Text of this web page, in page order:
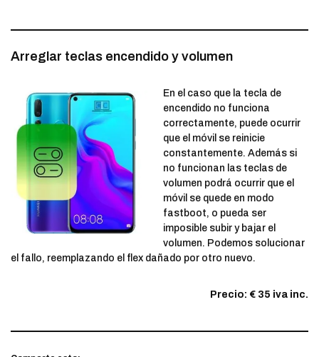
Arreglar teclas encendido y volumen
En el caso que la tecla de
encendido no funciona
correctamente, puede ocurrir
que el móvil se reinicie
constantemente. Además si
no funcionan las teclas de
volumen podrá ocurrir que el
móvil se quede en modo
fastboot, o pueda ser
imposible subir y bajar el
volumen. Podemos solucionar
el fallo, reemplazando el flex dañado por otro nuevo.
Precio: € 35 iva inc.